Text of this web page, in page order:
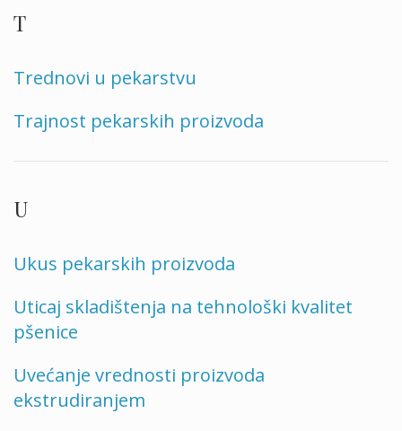
T
Trednovi u pekarstvu
Trajnost pekarskih proizvoda
U
Ukus pekarskih proizvoda
Uticaj skladištenja na tehnološki kvalitet
pšenice
Uvećanje vrednosti proizvoda
ekstrudiranjem